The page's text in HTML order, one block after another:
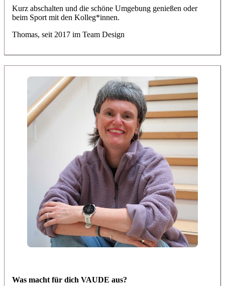
Kurz abschalten und die schöne Umgebung genießen oder
beim Sport mit den Kolleg*innen.
Thomas, seit 2017 im Team Design
Was macht für dich VAUDE aus?